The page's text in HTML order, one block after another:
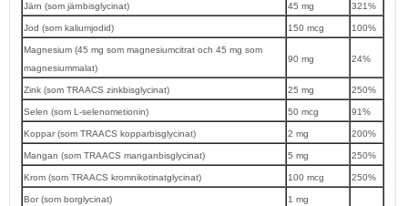
Järn (som järnbisglycinat) 45 mg 321%
Jod (som kaliumjodid) 150 mcg 100%
Magnesium (45 mg som magnesiumcitrat och 45 mg som
magnesiummalat)
90 mg 24%
Zink (som TRAACS zinkbisglycinat) 25 mg 250%
Selen (som L-selenometionin) 50 mcg 91%
Koppar (som TRAACS kopparbisglycinat) 2 mg 200%
Mangan (som TRAACS manganbisglycinat) 5 mg 250%
Krom (som TRAACS kromnikotinatglycinat) 100 mcg 250%
Bor (som borglycinat) 1 mg